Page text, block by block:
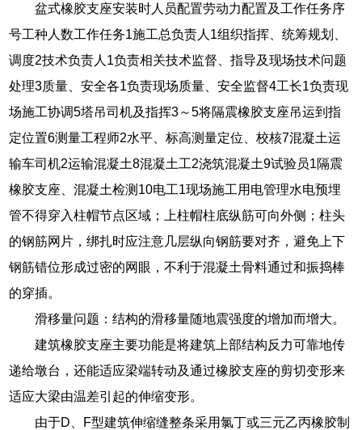
盆式橡胶支座安装时人员配置劳动力配置及工作任务序
号工种人数工作任务1施工总负责人1组织指挥、统筹规划、
调度2技术负责人1负责相关技术监督、指导及现场技术问题
处理3质量、安全各1负责现场质量、安全监督4工长1负责现
场施工协调5塔吊司机及指挥3～5将隔震橡胶支座吊运到指
定位置6测量工程师2水平、标高测量定位、校核7混凝土运
输车司机2运输混凝土8混凝土工2浇筑混凝土9试验员1隔震
橡胶支座、混凝土检测10电工1现场施工用电管理水电预埋
管不得穿入柱帽节点区域；上柱帽柱底纵筋可向外侧；柱头
的钢筋网片，绑扎时应注意几层纵向钢筋要对齐，避免上下
钢筋错位形成过密的网眼，不利于混凝土骨料通过和振捣棒
的穿插。
滑移量问题：结构的滑移量随地震强度的增加而增大。
建筑橡胶支座主要功能是将建筑上部结构反力可靠地传
递给墩台，还能适应梁端转动及通过橡胶支座的剪切变形来
适应大梁由温差引起的伸缩变形。
由于D、F型建筑伸缩缝整条采用氯丁或三元乙丙橡胶制